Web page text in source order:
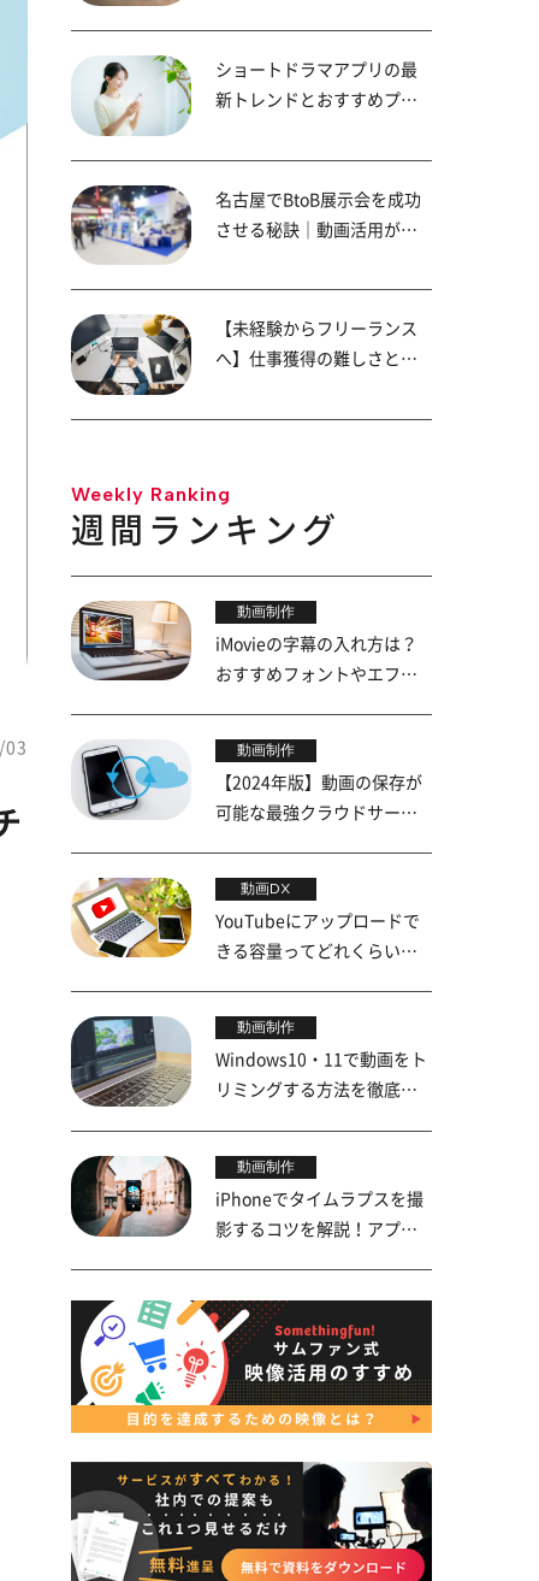
03
ショートドラマアプリの最
新トレンドとおすすめプラ
名古屋でBtoB展示会を成功
させる秘訣｜動画活用が商
【未経験からフリーランス
へ】仕事獲得の難しさと成
Weekly Ranking
週間ランキング
動画制作
iMovieの字幕の入れ方は？
おすすめフォントやエフェ
動画制作
【2024年版】動画の保存が
可能な最強クラウドサービ
動画DX
YouTubeにアップロードで
きる容量ってどれくらい？
動画制作
Windows10・11で動画をト
リミングする方法を徹底解
動画制作
iPhoneでタイムラプスを撮
影するコツを解説！アプリ